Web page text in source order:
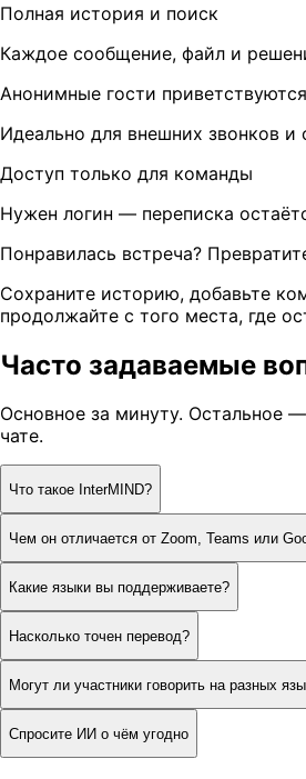
Полная история и поиск
Каждое сообщение, файл и
Анонимные гости приветствуются
Идеально для внешних звонков и
Доступ только для команды
Нужен логин — переписка
Понравилась встреча?
Сохраните историю, добавьте
продолжайте с того места, где
Часто задаваемые
Основное за минуту. Остальное
чате.
Что такое InterMIND?
Чем он отличается от Zoom, Teams или
Какие языки вы поддерживаете?
Насколько точен перевод?
Могут ли участники говорить на разных
Спросите ИИ о чём угодно